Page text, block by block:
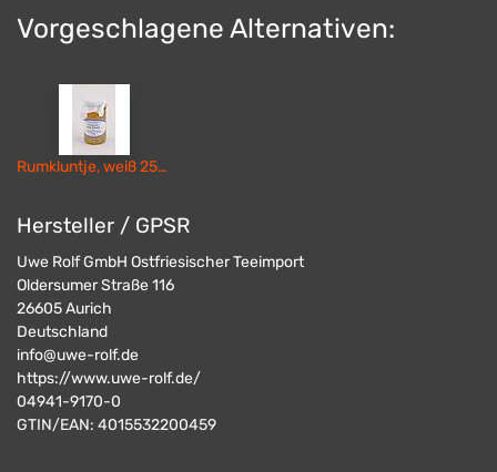
Vorgeschlagene Alternativen:
Rumkluntje, weiß 250g
Hersteller / GPSR
Uwe Rolf GmbH Ostfriesischer Teeimport
Oldersumer Straße 116
26605Aurich
Deutschland
info@uwe-rolf.de
https://www.uwe-rolf.de/
04941-9170-0
GTIN/EAN: 4015532200459